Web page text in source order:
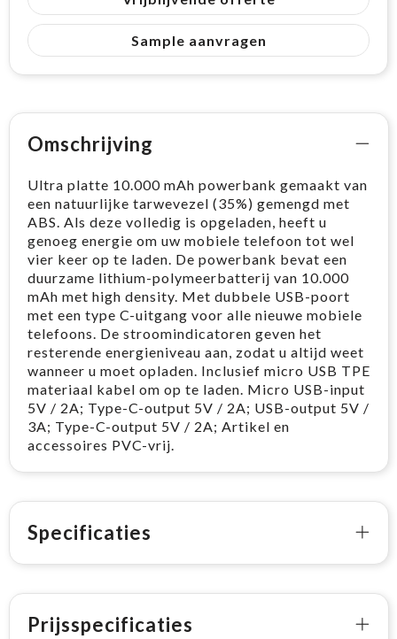
Sample aanvragen
Omschrijving
Ultra platte 10.000 mAh powerbank gemaakt van
een natuurlijke tarwevezel (35%) gemengd met
ABS. Als deze volledig is opgeladen, heeft u
genoeg energie om uw mobiele telefoon tot wel
vier keer op te laden. De powerbank bevat een
duurzame lithium-polymeerbatterij van 10.000
mAh met high density. Met dubbele USB-poort
met een type C-uitgang voor alle nieuwe mobiele
telefoons. De stroomindicatoren geven het
resterende energieniveau aan, zodat u altijd weet
wanneer u moet opladen. Inclusief micro USB TPE
materiaal kabel om op te laden. Micro USB-input
5V / 2A; Type-C-output 5V / 2A; USB-output 5V /
3A; Type-C-output 5V / 2A; Artikel en
accessoires PVC-vrij.
Specificaties
Prijsspecificaties